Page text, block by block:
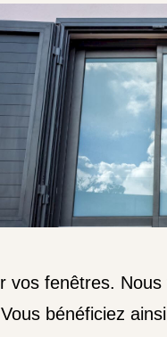
vos fenêtres. Nous
bénéficiez